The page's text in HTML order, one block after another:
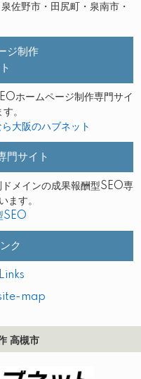
佐野市・田尻町・泉南市・
ジ制作
ホームページ制作専門サイ
。
大阪のハブネット
門サイト
メインの成果報酬型SEO専
ます。
SEO
ク
site-map
高槻市